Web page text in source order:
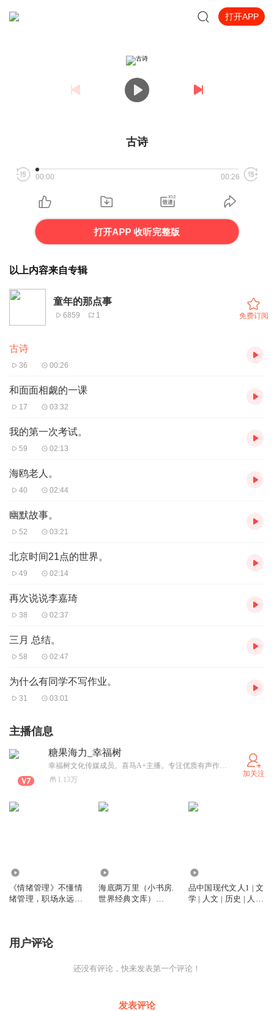
打开APP
古诗
00:00 00:26
打开APP 收听完整版
以上内容来自专辑
童年的那点事
6859 1 免费订阅
古诗
36 00:26
和面面相觑的一课
17 03:32
我的第一次考试。
59 02:13
海鸥老人。
40 02:44
幽默故事。
52 03:21
北京时间21点的世界。
49 02:14
再次说说李嘉琦
38 02:37
三月 总结。
58 02:47
为什么有同学不写作业。
31 03:01
主播信息
糖果海力_幸福树
幸福树文化传媒成员。喜马A+主播。专注优质有声作品创作。欢迎大家关注合作
1.13万
加关注
《情绪管理》不懂情
绪管理，职场永远是
海底两万里（小书房.
世界经典文库）
品中国现代文人1 | 文
学 | 人文 | 历史 | 人物
用户评论
还没有评论，快来发表第一个评论！
发表评论